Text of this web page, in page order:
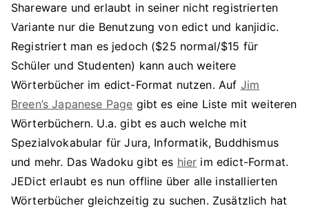
Shareware und erlaubt in seiner nicht registrierten
Variante nur die Benutzung von edict und kanjidic.
Registriert man es jedoch ($25 normal/$15 für
Schüler und Studenten) kann auch weitere
Wörterbücher im edict-Format nutzen. Auf Jim
Breen’s Japanese Page gibt es eine Liste mit weiteren
Wörterbüchern. U.a. gibt es auch welche mit
Spezialvokabular für Jura, Informatik, Buddhismus
und mehr. Das Wadoku gibt es hier im edict-Format.
JEDict erlaubt es nun offline über alle installierten
Wörterbücher gleichzeitig zu suchen. Zusätzlich hat